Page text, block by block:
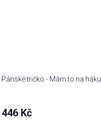
Pánské tričko - Mám to na háku
446 Kč